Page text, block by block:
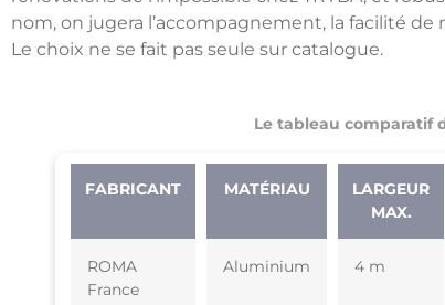
nom, on jugera l’accompagnement, la facilité
Le choix ne se fait pas seule sur catalogue.
Le tableau comparatif
FABRICANT MATÉRIAU
LARGEUR
MAX.
ROMA
France
Aluminium 4 m